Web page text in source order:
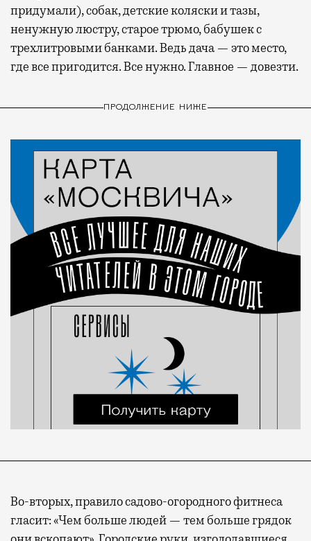
придумали), собак, детские коляски и тазы,
ненужную люстру, старое трюмо, бабушек с
трехлитровыми банками. Ведь дача — это место,
где все пригодится. Все нужно. Главное — довезти.
ПРОДОЛЖЕНИЕ НИЖЕ
Во-вторых, правило садово-огородного фитнеса
гласит: «Чем больше людей — тем больше грядок